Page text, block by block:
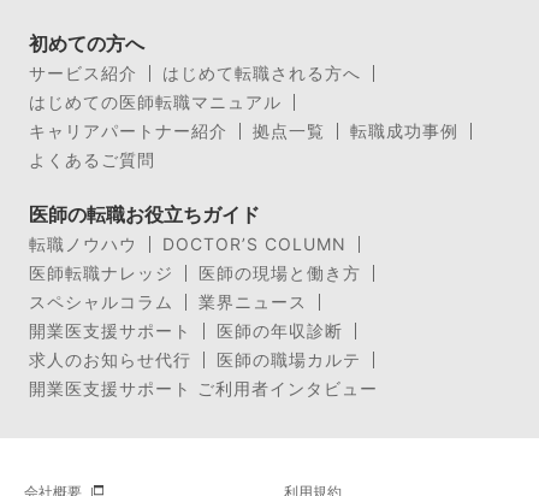
初めての方へ
サービス紹介
はじめて転職される方へ
はじめての医師転職マニュアル
キャリアパートナー紹介
拠点一覧
転職成功事例
よくあるご質問
医師の転職お役立ちガイド
転職ノウハウ
DOCTOR’S COLUMN
医師転職ナレッジ
医師の現場と働き方
スペシャルコラム
業界ニュース
開業医支援サポート
医師の年収診断
求人のお知らせ代行
医師の職場カルテ
開業医支援サポート ご利用者インタビュー
会社概要 利用規約